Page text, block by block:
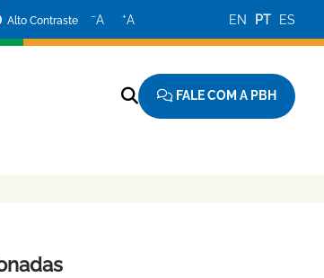
Alto Contraste −A +A EN PT ES
FALE COM A PBH